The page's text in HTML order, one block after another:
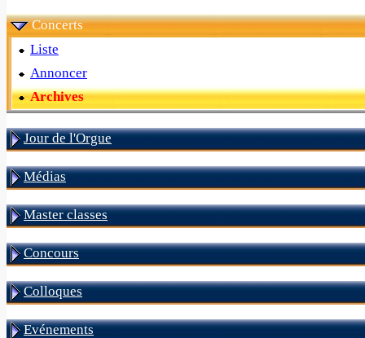
Concerts
Liste
Annoncer
Archives
Jour de l'Orgue
Médias
Master classes
Concours
Colloques
Evénements